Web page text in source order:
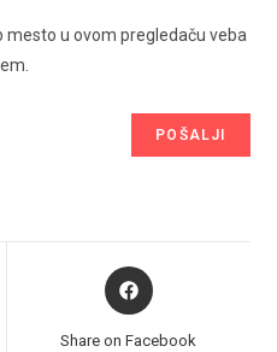
mesto u ovom pregledaču veba
Opens
in
Share on Facebook